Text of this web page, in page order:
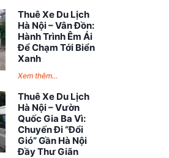
Thuê Xe Du Lịch
Hà Nội – Vân Đồn:
Hành Trình Êm Ái
Để Chạm Tới Biển
Xanh
Xem thêm...
Thuê Xe Du Lịch
Hà Nội – Vườn
Quốc Gia Ba Vì:
Chuyến Đi “Đổi
Gió” Gần Hà Nội
Đầy Thư Giãn